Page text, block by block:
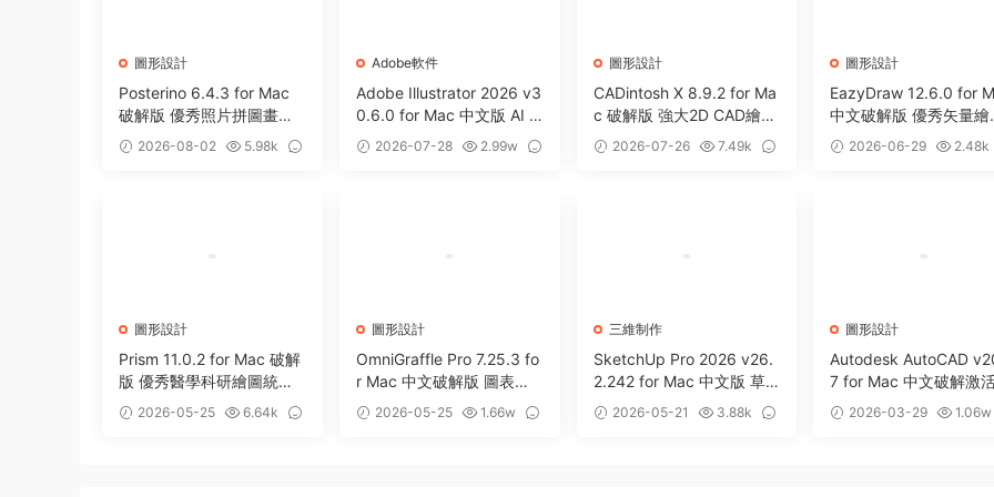
圖形設計
Posterino 6.4.3 for Mac
破解版 優秀照片拼圖畫制
作工具
2026-08-02
5.98k
Adobe軟件
Adobe Illustrator 2026 v3
0.6.0 for Mac 中文版 AI 2
026 矢量圖形設計軟件
2026-07-28
2.99w
圖形設計
CADintosh X 8.9.2 for Ma
c 破解版 強大2D CAD繪圖
軟件2026-07-26
7.49k
圖形設計
EazyDraw 12.6.0 for
中文破解版 優秀矢量繪
軟件2026-06-29
2.48k
圖形設計
Prism 11.0.2 for Mac 破解
版 優秀醫學科研繪圖統計
分析軟件
2026-05-25
6.64k
圖形設計
OmniGraffle Pro 7.25.3 fo
r Mac 中文破解版 圖表繪
制軟件
2026-05-25
1.66w
三維制作
SketchUp Pro 2026 v26.
2.242 for Mac 中文版 草
圖大師 3D圖形設計軟件
2026-05-21
3.88k
圖形設計
Autodesk AutoCAD
7 for Mac 中文破解激
CAD三維設計繪圖軟件
2026-03-29
1.06w